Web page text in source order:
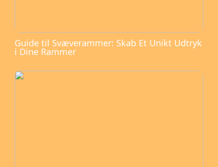
Guide til Svæverammer: Skab Et Unikt Udtryk
i Dine Rammer